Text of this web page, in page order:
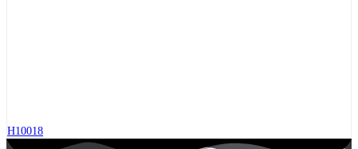
H10018